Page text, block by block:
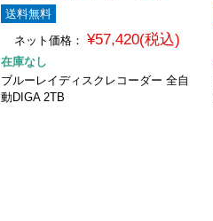
送料無料
ネット価格： ¥57,420(税込)
在庫なし
ブルーレイディスクレコーダー 全自
動DIGA 2TB